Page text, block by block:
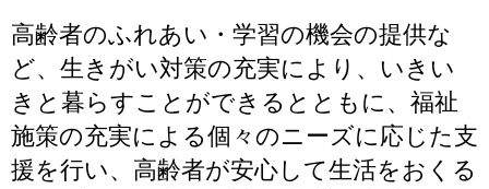
高齢者のふれあい・学習の機会の提供な
ど、生きがい対策の充実により、いきい
きと暮らすことができるとともに、福祉
施策の充実による個々のニーズに応じた支
援を行い、高齢者が安心して生活をおくる